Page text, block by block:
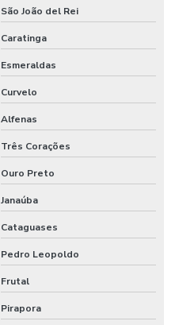
São João del Rei
Caratinga
Esmeraldas
Curvelo
Alfenas
Três Corações
Ouro Preto
Janaúba
Cataguases
Pedro Leopoldo
Frutal
Pirapora